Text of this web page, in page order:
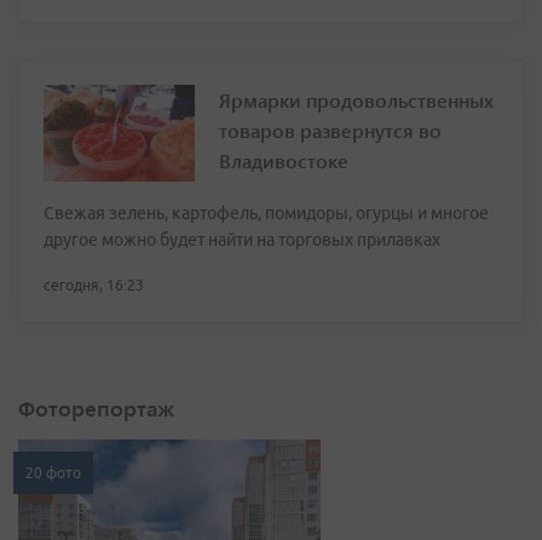
Ярмарки продовольственных
товаров развернутся во
Владивостоке
Свежая зелень, картофель, помидоры, огурцы и многое
другое можно будет найти на торговых прилавках
сегодня, 16:23
Фоторепортаж
20 фото